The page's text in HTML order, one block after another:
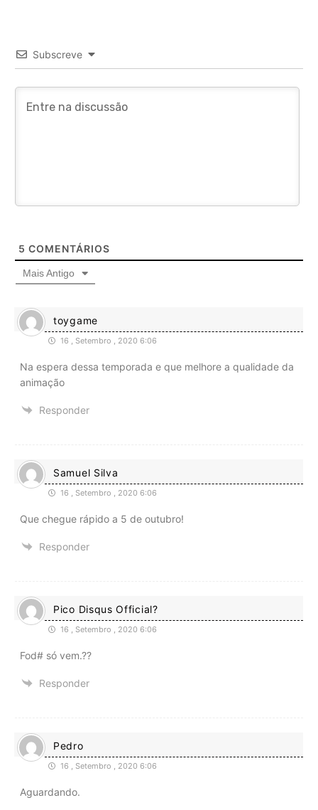
Subscreve
5 COMENTÁRIOS
Mais Antigo
toygame
16 , Setembro , 2020 6:06
Na espera dessa temporada e que melhore a qualidade da
animação
Responder
Samuel Silva
16 , Setembro , 2020 6:06
Que chegue rápido a 5 de outubro!
Responder
Pico Disqus Official?
16 , Setembro , 2020 6:06
Fod# só vem.??
Responder
Pedro
16 , Setembro , 2020 6:06
Aguardando.